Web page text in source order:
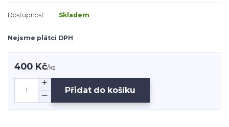
Dostupnost Skladem
Nejsme plátci DPH
400 Kč/ks
Přidat do košíku